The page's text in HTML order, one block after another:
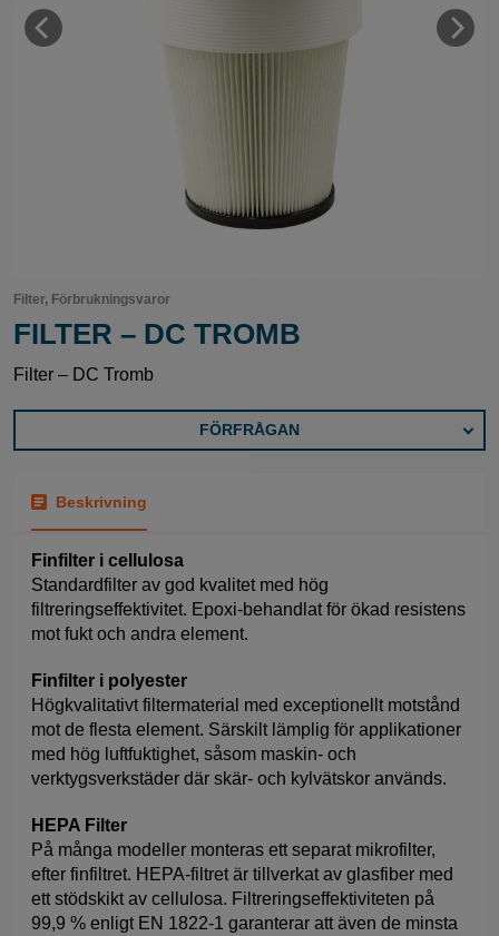
Filter, Förbrukningsvaror
FILTER – DC TROMB
Filter – DC Tromb
FÖRFRÅGAN
Beskrivning
Finfilter i cellulosa
Standardfilter av god kvalitet med hög
filtreringseffektivitet. Epoxi-behandlat för ökad resistens
mot fukt och andra element.
Finfilter i polyester
Högkvalitativt filtermaterial med exceptionellt motstånd
mot de flesta element. Särskilt lämplig för applikationer
med hög luftfuktighet, såsom maskin- och
verktygsverkstäder där skär- och kylvätskor används.
HEPA Filter
På många modeller monteras ett separat mikrofilter,
efter finfiltret. HEPA-filtret är tillverkat av glasfiber med
ett stödskikt av cellulosa. Filtreringseffektiviteten på
99,9 % enligt EN 1822-1 garanterar att även de minsta